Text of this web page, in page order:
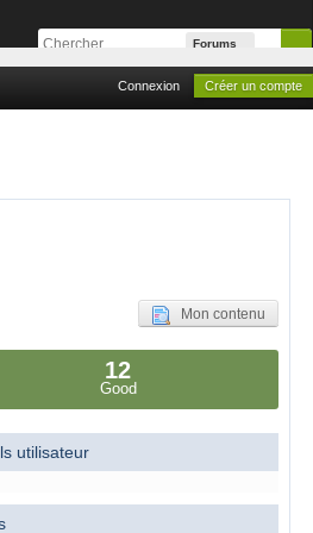
Forums
Connexion Créer un compte
Mon contenu
12
Good
utilisateur